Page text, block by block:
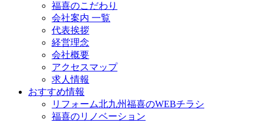
福喜のこだわり
会社案内 一覧
代表挨拶
経営理念
会社概要
アクセスマップ
求人情報
おすすめ情報
リフォーム北九州福喜のWEBチラシ
福喜のリノベーション